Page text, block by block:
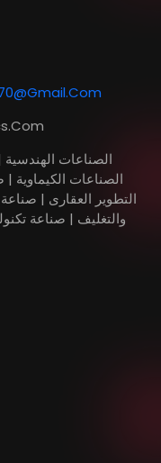
الصناعات الكيماوية
التطوير العقارى |
والتغليف | صناعة